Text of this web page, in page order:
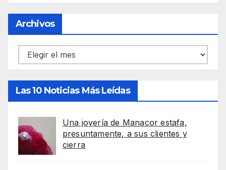
Archivos
Archivos
Las 10 Noticias Más Leídas
Una joyería de Manacor estafa,
presuntamente, a sus clientes y
cierra